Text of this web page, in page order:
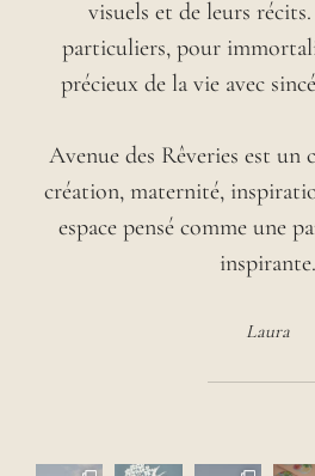
visuels et de leurs
particuliers, pour
précieux de la vie avec
Avenue des Rêveries est un
création, maternité,
espace pensé comme une
inspirante.
Laura